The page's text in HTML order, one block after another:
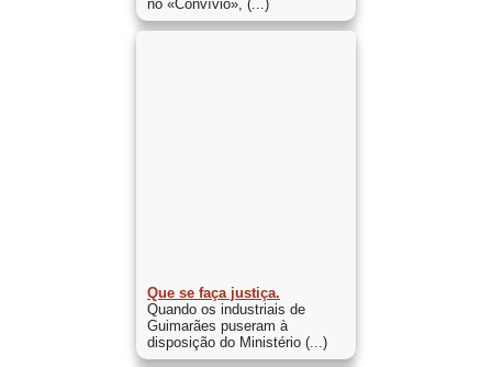
no «Convívio», (...)
Que se faça justiça.
Quando os industriais de
Guimarães puseram à
disposição do Ministério (...)